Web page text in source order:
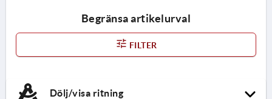
Begränsa artikelurval
FILTER
Dölj/visa ritning